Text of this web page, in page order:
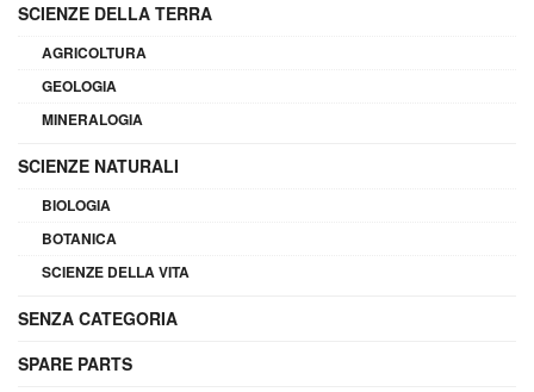
SCIENZE DELLA TERRA
AGRICOLTURA
GEOLOGIA
MINERALOGIA
SCIENZE NATURALI
BIOLOGIA
BOTANICA
SCIENZE DELLA VITA
SENZA CATEGORIA
SPARE PARTS